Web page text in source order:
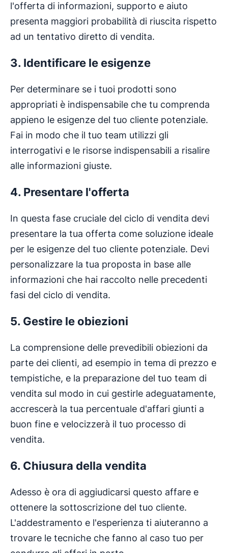
l'offerta di informazioni, supporto e aiuto
presenta maggiori probabilità di riuscita rispetto
ad un tentativo diretto di vendita.
3. Identificare le esigenze
Per determinare se i tuoi prodotti sono
appropriati è indispensabile che tu comprenda
appieno le esigenze del tuo cliente potenziale.
Fai in modo che il tuo team utilizzi gli
interrogativi e le risorse indispensabili a risalire
alle informazioni giuste.
4. Presentare l'offerta
In questa fase cruciale del ciclo di vendita devi
presentare la tua offerta come soluzione ideale
per le esigenze del tuo cliente potenziale. Devi
personalizzare la tua proposta in base alle
informazioni che hai raccolto nelle precedenti
fasi del ciclo di vendita.
5. Gestire le obiezioni
La comprensione delle prevedibili obiezioni da
parte dei clienti, ad esempio in tema di prezzo e
tempistiche, e la preparazione del tuo team di
vendita sul modo in cui gestirle adeguatamente,
accrescerà la tua percentuale d'affari giunti a
buon fine e velocizzerà il tuo processo di
vendita.
6. Chiusura della vendita
Adesso è ora di aggiudicarsi questo affare e
ottenere la sottoscrizione del tuo cliente.
L'addestramento e l'esperienza ti aiuteranno a
trovare le tecniche che fanno al caso tuo per